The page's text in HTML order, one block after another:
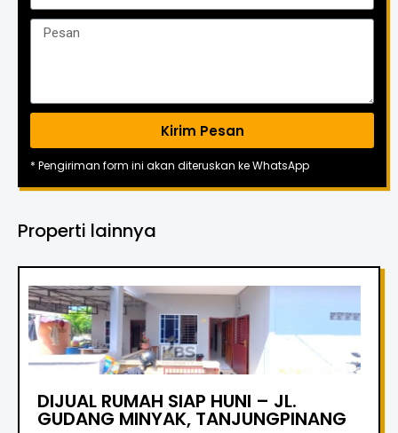
Kirim Pesan
* Pengiriman form ini akan diteruskan ke WhatsApp
Properti lainnya
DIJUAL RUMAH SIAP HUNI – JL.
GUDANG MINYAK, TANJUNGPINANG